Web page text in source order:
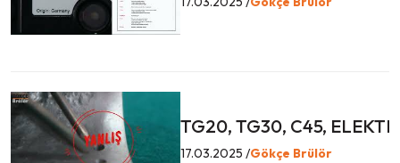
TG20, TG30, C45,
17.03.2025 /Gökçe Brülör